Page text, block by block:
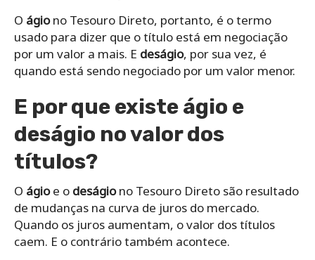
O ágiono Tesouro Direto, portanto, é o termo
usado para dizer que o título está em negociação
por um valor a mais. E deságio, por sua vez, é
quando está sendo negociado por um valor menor.
E por que existe ágio e
deságio no valor dos
títulos?
O ágioe o deságiono Tesouro Direto são resultado
de mudanças na curva de juros do mercado.
Quando os juros aumentam, o valor dos títulos
caem. E o contrário também acontece.